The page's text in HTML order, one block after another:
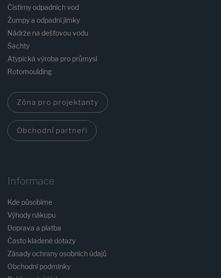
Čistírny odpadních vod
Žumpy a odpadní jímky
Nádrže na dešťovou vodu
Šachty
Atypická výroba pro průmysl
Rotomoulding
Zóna pro projektanty
Obchodní partneři
Informace
Kde působíme
Výhody nákupu
Doprava a platba
Často kladené dotazy
Zásady ochrany osobních údajů
Obchodní podmínky